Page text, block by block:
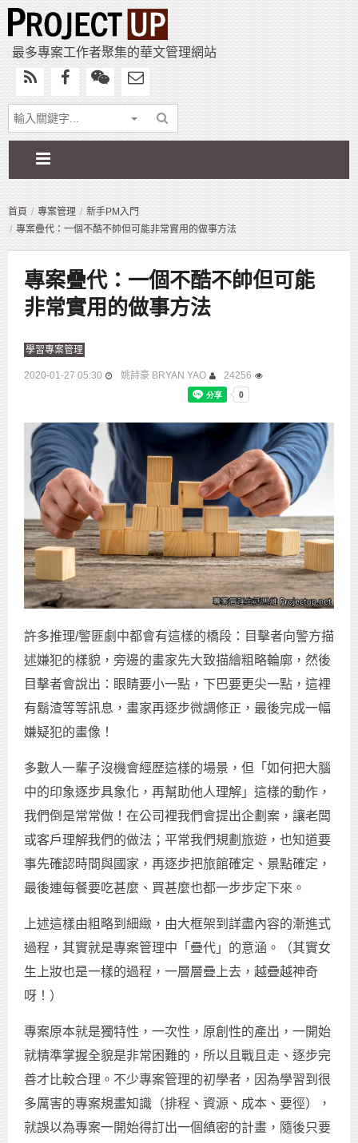
最多專案工作者聚集的華文管理網站
首頁 專案管理
新手PM入門
專案疊代：一個不酷不帥但可能非常實用的做事方法
專案疊代：一個不酷不帥但可能
非常實用的做事方法
學習專案管理
2020-01-27 05:30 姚詩豪 BRYAN YAO 24256
許多推理/警匪劇中都會有這樣的橋段：目擊者向警方描
述嫌犯的樣貌，旁邊的畫家先大致描繪粗略輪廓，然後
目擊者會說出：眼睛要小一點，下巴要更尖一點，這裡
有鬍渣等等訊息，畫家再逐步微調修正，最後完成一幅
嫌疑犯的畫像！
多數人一輩子沒機會經歷這樣的場景，但「如何把大腦
中的印象逐步具象化，再幫助他人理解」這樣的動作，
我們倒是常常做！在公司裡我們會提出企劃案，讓老闆
或客戶理解我們的做法；平常我們規劃旅遊，也知道要
事先確認時間與國家，再逐步把旅館確定、景點確定，
最後連每餐要吃甚麼、買甚麼也都一步步定下來。
上述這樣由粗略到細緻，由大框架到詳盡內容的漸進式
過程，其實就是專案管理中「疊代」的意涵。（其實女
生上妝也是一樣的過程，一層層疊上去，越疊越神奇
呀！）
專案原本就是獨特性，一次性，原創性的產出，一開始
就精準掌握全貌是非常困難的，所以且戰且走、逐步完
善才比較合理。不少專案管理的初學者，因為學習到很
多厲害的專案規畫知識（排程、資源、成本、要徑），
就誤以為專案一開始得訂出一個縝密的計畫，隨後只要